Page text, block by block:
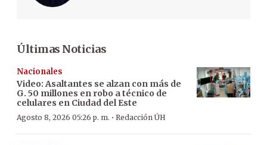
Últimas Noticias
Nacionales
Video: Asaltantes se alzan con más de
G. 50 millones en robo a técnico de
celulares en Ciudad del Este
Agosto 8, 2026 05:26 p. m. · Redacción ÚH